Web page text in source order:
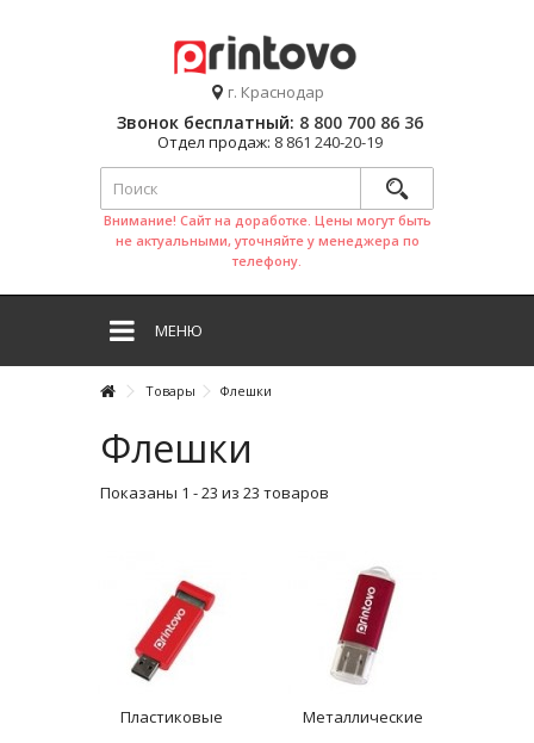
г. Краснодар
Звонок бесплатный: 8 800 700 86 36
Отдел продаж: 8 861 240-20-19
Внимание! Сайт на доработке. Цены могут быть
не актуальными, уточняйте у менеджера по
телефону.
МЕНЮ
Товары Флешки
Флешки
Показаны 1 - 23 из 23 товаров
Пластиковые Металлические